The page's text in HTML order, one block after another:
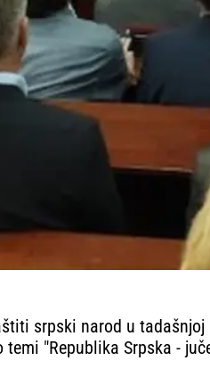
srpski narod u
"Republika Srpska -